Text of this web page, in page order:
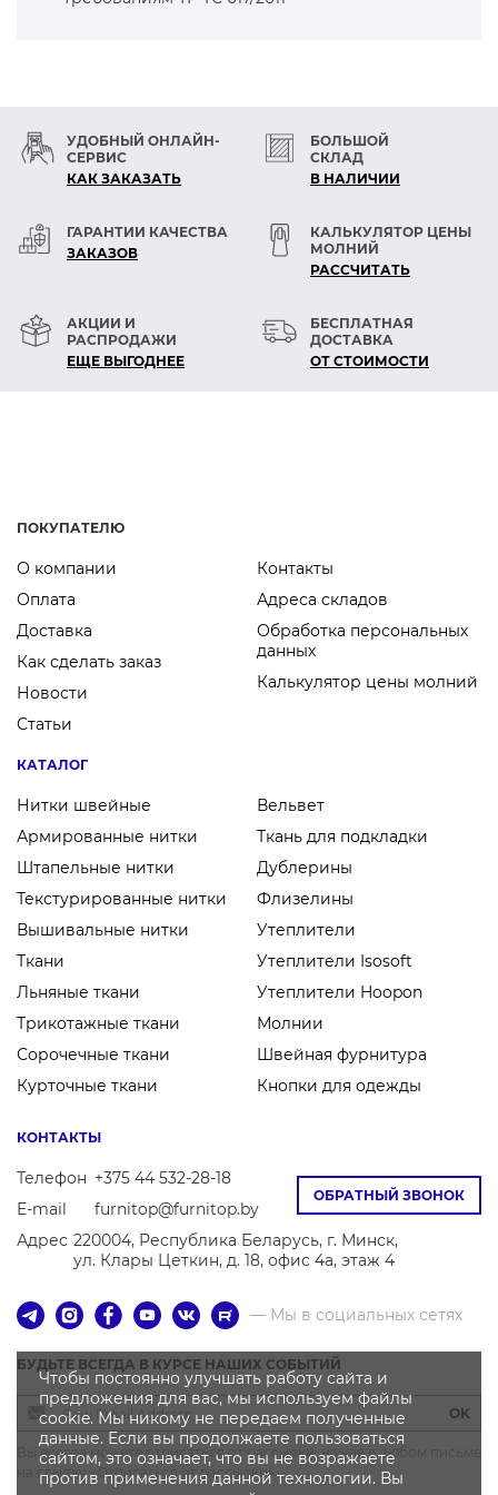
-обивки для автосалона, мебели
-технических изделий
УДОБНЫЙ ОНЛАЙН-
СЕРВИС
КАК ЗАКАЗАТЬ
БОЛЬШОЙ
СКЛАД
В НАЛИЧИИ
ГАРАНТИИ КАЧЕСТВА
ЗАКАЗОВ
КАЛЬКУЛЯТОР ЦЕНЫ
МОЛНИЙ
РАСCЧИТАТЬ
АКЦИИ И
РАСПРОДАЖИ
ЕЩЕ ВЫГОДНЕЕ
БЕСПЛАТНАЯ
ДОСТАВКА
ОТ СТОИМОСТИ
ПОКУПАТЕЛЮ
О компании
Оплата
Доставка
Как сделать заказ
Новости
Статьи
Контакты
Адреса складов
Обработка персональных
данных
Калькулятор цены молний
КАТАЛОГ
Нитки швейные
Армированные нитки
Штапельные нитки
Текстурированные нитки
Вышивальные нитки
Ткани
Льняные ткани
Трикотажные ткани
Сорочечные ткани
Курточные ткани
Вельвет
Ткань для подкладки
Дублерины
Флизелины
Утеплители
Утеплители Isosoft
Утеплители Hoopon
Молнии
Швейная фурнитура
Кнопки для одежды
ОБРАТНЫЙ ЗВОНОК
КОНТАКТЫ
Телефон +375 44 532-28-18
E-mail
furnitop@furnitop.by
Адрес 220004, Республика Беларусь, г. Минск,
ул. Клары Цеткин, д. 18, офис 4а, этаж 4
— Мы в социальных сетях
БУДЬТЕ ВСЕГДА В КУРСЕ НАШИХ СОБЫТИЙ
OK
Вы всегда можете отписаться от рассылки, нажав в любом письме
на ссылку «Отписаться от рассылки»
Чтобы постоянно улучшать работу сайта и
предложения для вас, мы используем файлы
cookie. Мы никому не передаем полученные
данные. Если вы продолжаете пользоваться
сайтом, это означает, что вы не возражаете
против применения данной технологии. Вы